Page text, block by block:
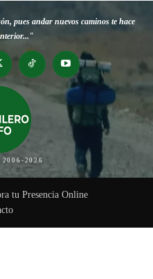
pues andar nuevos caminos te hace
2026
tu Presencia Online